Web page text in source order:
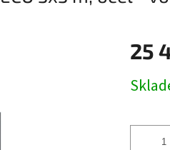
25
cena: